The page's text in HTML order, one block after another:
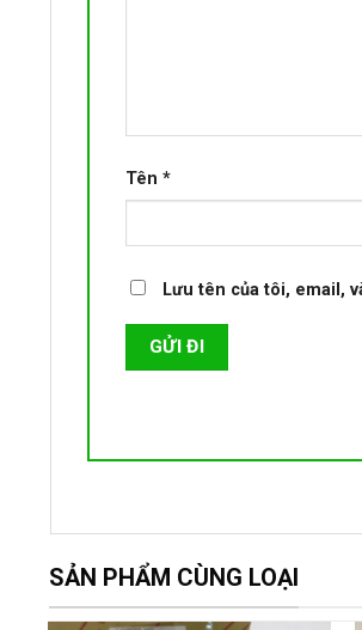
Tên *
Lưu tên của tôi, email,
SẢN PHẨM CÙNG LOẠI